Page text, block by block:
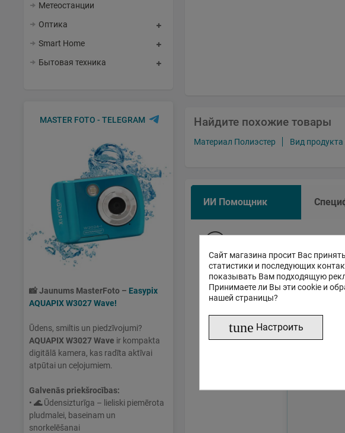
Сайт магазина просит Вас
статистики и последующих
показывать Вам подходящую
Принимаете ли Вы эти cookie и
нашей страницы?
tune Настроить
Метеостанции
Оптика
Smart Home
Бытовая техника
MASTER FOTO - TELEGRAM
📸Jaunums MasterFoto – Easypix
AQUAPIX W3027 Wave!
Ūdens, smiltis un piedzīvojumi?
AQUAPIX W3027 Wave ir kompakta
digitālā kamera, kas radīta aktīvai
atpūtai un ceļojumiem.
Galvenās priekšrocības:
• 🌊Ūdensizturīga – lieliski piemērota
pludmalei, baseinam un
snorkelēšanai
Найдите похожие товары
Материал Полиэстер Вид
ИИ Помощник
Это бета-
на